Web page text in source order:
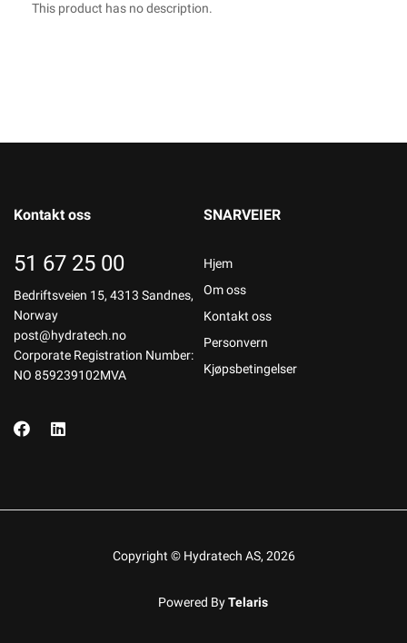
This product has no description.
Kontakt oss
51 67 25 00
Bedriftsveien 15, 4313 Sandnes,
Norway
post@hydratech.no
Corporate Registration Number:
NO 859239102MVA
SNARVEIER
Hjem
Om oss
Kontakt oss
Personvern
Kjøpsbetingelser
Copyright © Hydratech AS, 2026
Powered ByTelaris